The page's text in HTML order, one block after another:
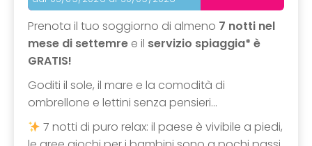
Prenota il tuo soggiorno di almeno 7 notti nel
mese di settemre e il servizio spiaggia* è
GRATIS!
Goditi il sole, il mare e la comodità di
ombrellone e lettini senza pensieri…
7 notti di puro relax: il paese è vivibile a piedi,